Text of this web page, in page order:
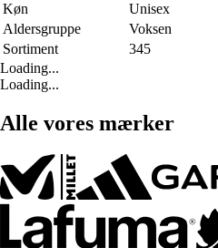
Køn
Unisex
Aldersgruppe
Voksen
Sortiment
345
Loading...
Loading...
Alle vores mærker